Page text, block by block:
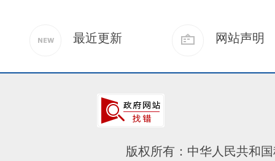
最近更新 网站声明
版权所有：中华人民共和